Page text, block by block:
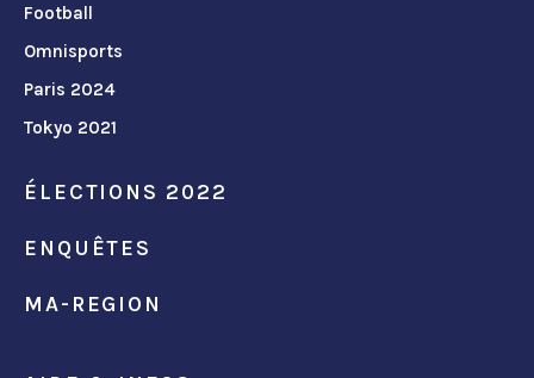
Football
Omnisports
Paris 2024
Tokyo 2021
ÉLECTIONS 2022
ENQUÊTES
MA-REGION